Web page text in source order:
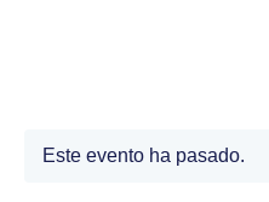
Este evento ha pasado.